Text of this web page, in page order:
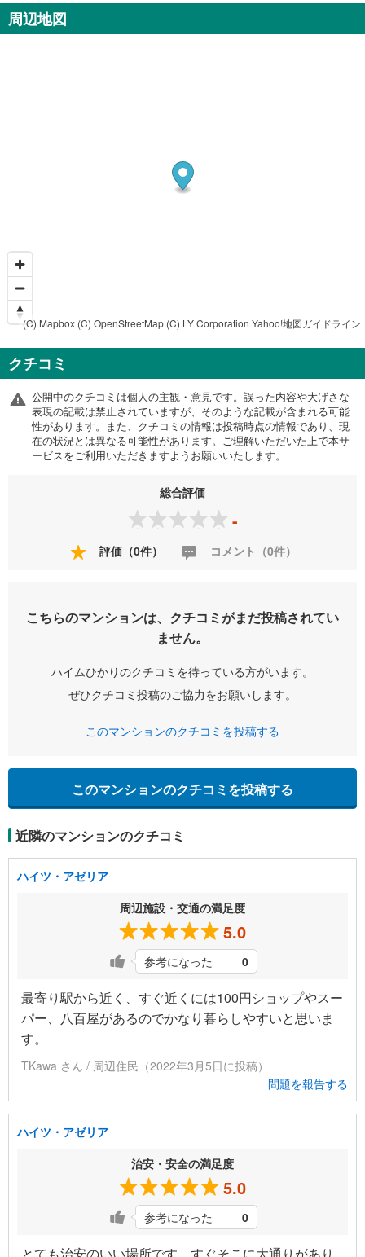
周辺地図
(C) Mapbox (C) OpenStreetMap (C) LY Corporation Yahoo!地図ガイドライン
クチコミ
公開中のクチコミは個人の主観・意見です。誤った内容や大げさな
表現の記載は禁止されていますが、そのような記載が含まれる可能
性があります。また、クチコミの情報は投稿時点の情報であり、現
在の状況とは異なる可能性があります。ご理解いただいた上で本サ
ービスをご利用いただきますようお願いいたします。
総合評価
-
評価（0件） コメント（0件）
こちらのマンションは、クチコミがまだ投稿されてい
ません。
ハイムひかりのクチコミを待っている方がいます。
ぜひクチコミ投稿のご協力をお願いします。
このマンションのクチコミを投稿する
このマンションのクチコミを投稿する
近隣のマンションのクチコミ
ハイツ・アゼリア
周辺施設・交通の満足度
5.0
参考になった 0
最寄り駅から近く、すぐ近くには100円ショップやスー
パー、八百屋があるのでかなり暮らしやすいと思いま
す。
TKawa さん / 周辺住民（2022年3月5日に投稿）
問題を報告する
ハイツ・アゼリア
治安・安全の満足度
5.0
参考になった 0